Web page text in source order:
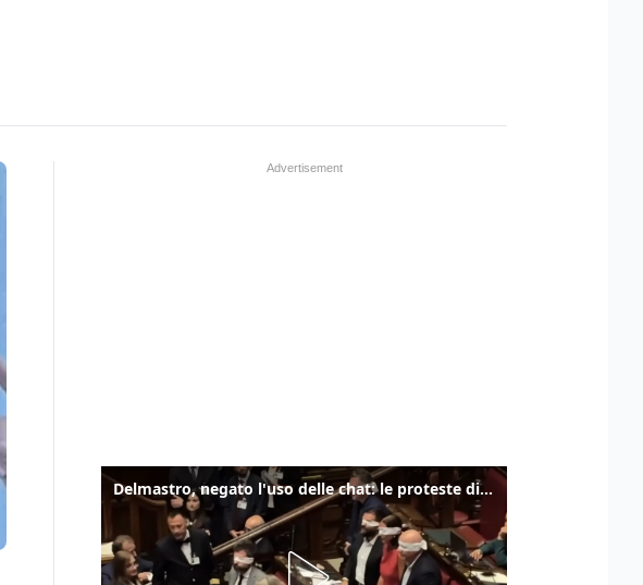
Delmastro, negato l'uso delle chat: le proteste di Avs e M5s